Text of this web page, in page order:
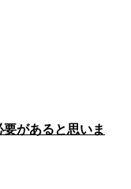
があると思いま